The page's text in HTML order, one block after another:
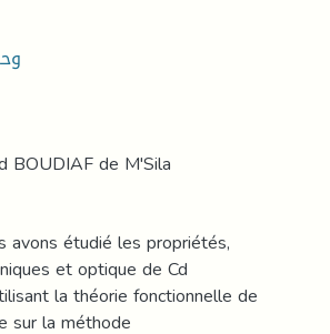
BOUDIAF de M'Sila
avons étudié les propriétés,
et optique de Cd
la théorie fonctionnelle de
sur la méthode